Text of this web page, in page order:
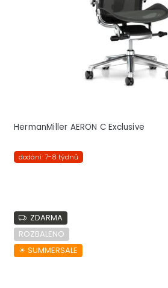
HermanMiller AERON C Exclusive
dodání: 7-8 týdnů
ZDARMA
ROZBALENO
☀︎ SUMMERSALE